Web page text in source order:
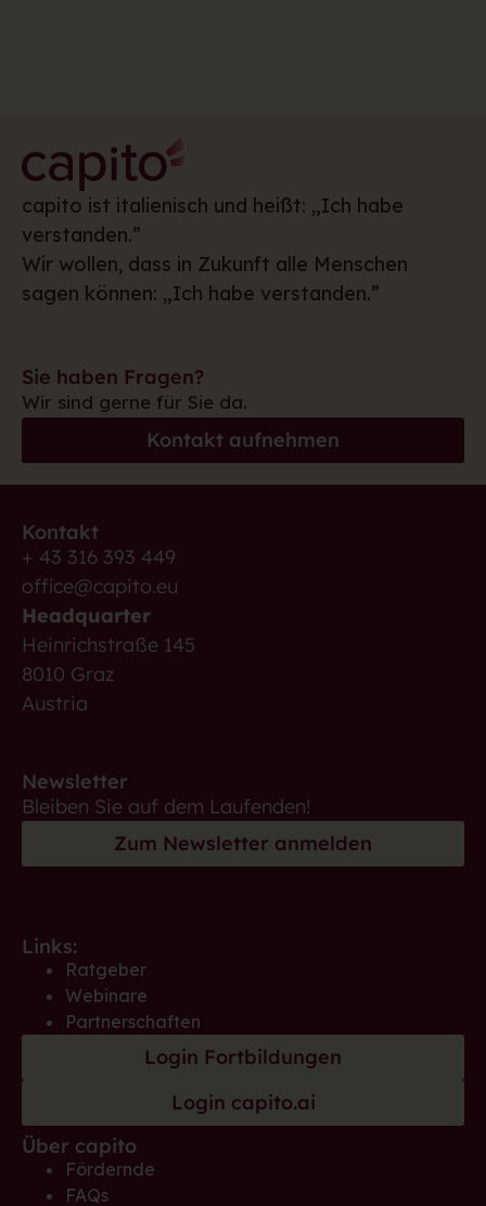
capito ist italienisch und heißt: „Ich habe
verstanden.”
Wir wollen, dass in Zukunft alle Menschen
sagen können: „Ich habe verstanden.”
Sie haben Fragen?
Wir sind gerne für Sie da.
Kontakt aufnehmen
Kontakt
+ 43 316 393 449
office@capito.eu
Headquarter
Heinrichstraße 145
8010 Graz
Austria
Newsletter
Bleiben Sie auf dem Laufenden!
Zum Newsletter anmelden
Links:
Ratgeber
Webinare
Partnerschaften
Login Fortbildungen
Login capito.ai
Über capito
Fördernde
FAQs